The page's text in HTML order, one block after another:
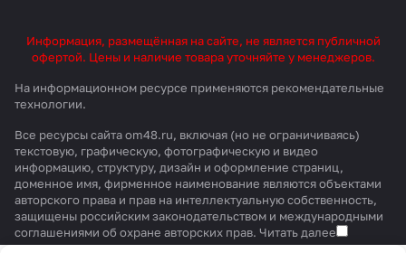
Информация, размещённая на сайте, не является публичной
офертой. Цены и наличие товара уточняйте у менеджеров.
На информационном ресурсе применяются рекомендательные
технологии.
Все ресурсы сайта om48.ru, включая (но не ограничиваясь)
текстовую, графическую, фотографическую и видео
информацию, структуру, дизайн и оформление страниц,
доменное имя, фирменное наименование являются объектами
авторского права и прав на интеллектуальную собственность,
защищены российским законодательством и международными
соглашениями об охране авторских прав. Читать далее